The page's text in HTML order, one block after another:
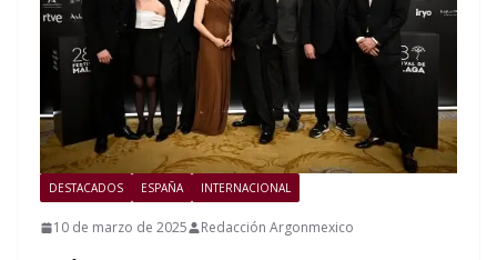
DESTACADOS ESPAÑA INTERNACIONAL
10 de marzo de 2025 Redacción Argonmexico